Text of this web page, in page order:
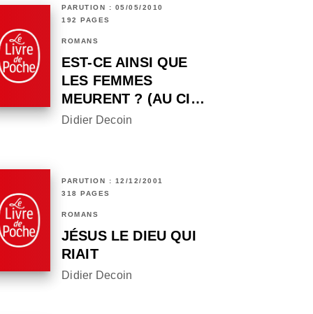
PARUTION : 05/05/2010
192 PAGES
ROMANS
EST-CE AINSI QUE
LES FEMMES
MEURENT ? (AU CI…
Didier Decoin
PARUTION : 12/12/2001
318 PAGES
ROMANS
JÉSUS LE DIEU QUI
RIAIT
Didier Decoin